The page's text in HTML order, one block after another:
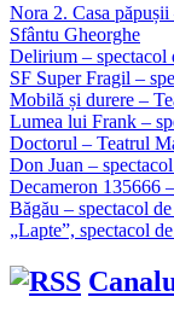
Nora 2. Casa
Sfântu Gheorghe
Delirium – spectacol
SF Super Fragil –
Mobilă și durere –
Lumea lui Frank –
Doctorul – Teatrul
Don Juan –
Decameron 135666
Băgău – spectacol
„Lapte”, spectacol